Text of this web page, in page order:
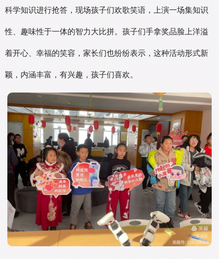
科学知识进行抢答，现场孩子们欢歌笑语，上演一场集知识
性、趣味性于一体的智力大比拼。孩子们手拿奖品脸上洋溢
着开心、幸福的笑容，家长们也纷纷表示，这种活动形式新
颖，内涵丰富，有兴趣，孩子们喜欢。